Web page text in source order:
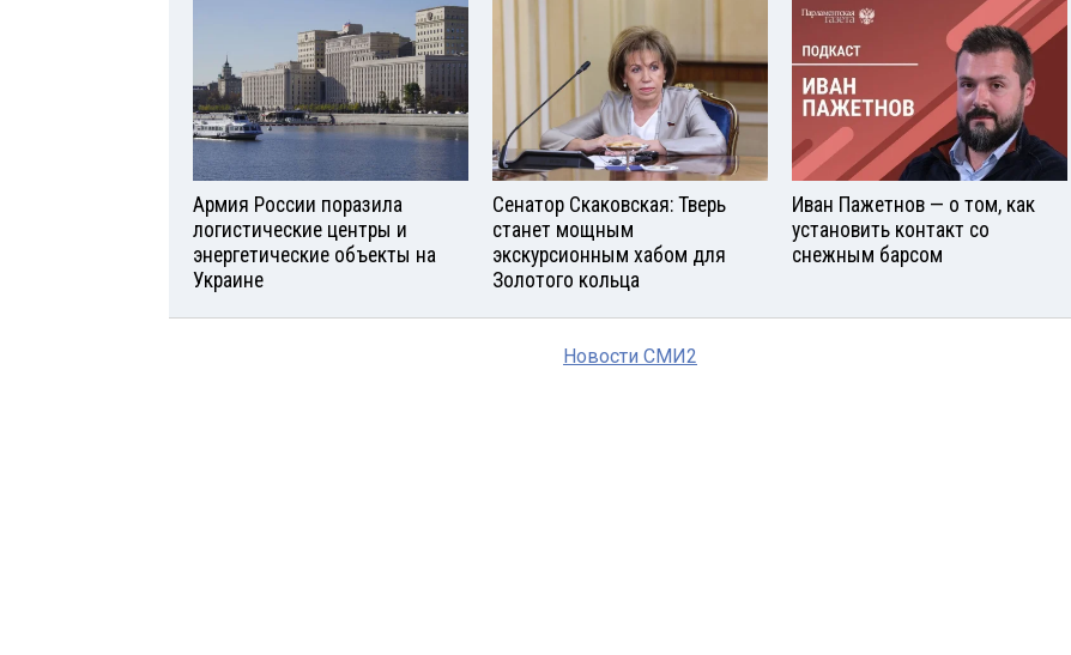
Армия России поразила
логистические центры и
энергетические объекты на
Украине
Сенатор Скаковская: Тверь
станет мощным
экскурсионным хабом для
Золотого кольца
Иван Пажетнов — о том, как
установить контакт со
снежным барсом
Новости СМИ2